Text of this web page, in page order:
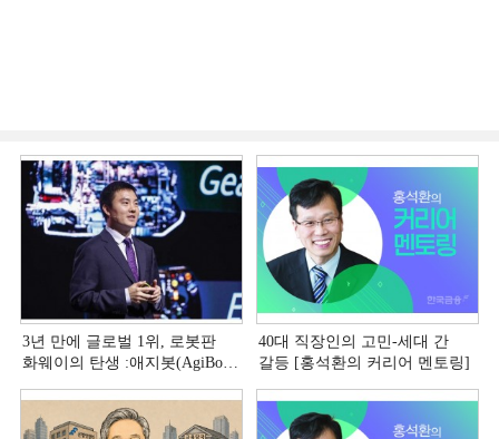
3년 만에 글로벌 1위, 로봇판
화웨이의 탄생 :애지봇(AgiBot·
中 첨단기업 리포트⑬]
40대 직장인의 고민-세대 간
갈등 [홍석환의 커리어 멘토링]